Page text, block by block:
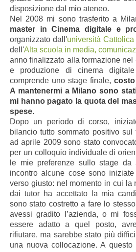
disposizione dal mio ateneo.
Nel 2008 mi sono trasferito a
master in Cinema digitale e
organizzato dall'università
dell'Alta scuola in media,
anno finalizzato alla formazione
e produzione di cinema
comprende uno stage finale,
A mantenermi a Milano sono
mi hanno pagato la quota del
spese.
Dopo un periodo di corso,
bilancio tutto sommato positivo sul
ad aprile 2009 sono stato
per un colloquio individuale di
le mie preferenze sullo stage da
incontro alcune cose sono
verso giusto: nel momento in cui la
dai tutor ha accettato la mia
sono stato costretto a fare lo
avessi gradito l’azienda, o mi
essere adatto a quel posto,
rifiutare, ma sarebbe stato più
una nuova collocazione. A questo